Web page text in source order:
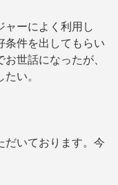
ャーによく利用し
条件を出してもらい
世話になったが、
い。
だいております。今